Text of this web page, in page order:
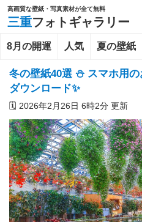
高画質な壁紙・写真素材が全て無料
三重フォトギャラリー
8月の開運 人気 夏の壁紙
冬の壁紙40選 ⛄ スマホ用
ダウンロード✨
🗓️ 2026年2月26日 6時2分 更新